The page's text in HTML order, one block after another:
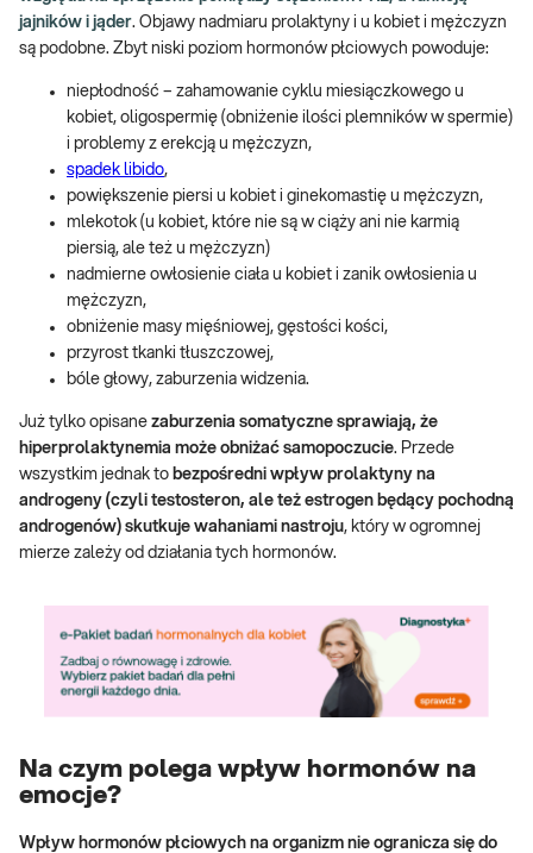
jajników i jąder. Objawy nadmiaru prolaktyny i u kobiet i mężczyzn
są podobne. Zbyt niski poziom hormonów płciowych powoduje:
niepłodność – zahamowanie cyklu miesiączkowego u
kobiet, oligospermię (obniżenie ilości plemników w spermie)
i problemy z erekcją u mężczyzn,
spadek libido,
powiększenie piersi u kobiet i ginekomastię u mężczyzn,
mlekotok (u kobiet, które nie są w ciąży ani nie karmią
piersią, ale też u mężczyzn)
nadmierne owłosienie ciała u kobiet i zanik owłosienia u
mężczyzn,
obniżenie masy mięśniowej, gęstości kości,
przyrost tkanki tłuszczowej,
bóle głowy, zaburzenia widzenia.
Już tylko opisane zaburzenia somatyczne sprawiają, że
hiperprolaktynemia może obniżać samopoczucie. Przede
wszystkim jednak to bezpośredni wpływ prolaktyny na
androgeny (czyli testosteron, ale też estrogen będący pochodną
androgenów) skutkuje wahaniami nastroju, który w ogromnej
mierze zależy od działania tych hormonów.
Na czym polega wpływ hormonów na
emocje?
Wpływ hormonów płciowych na organizm nie ogranicza się do